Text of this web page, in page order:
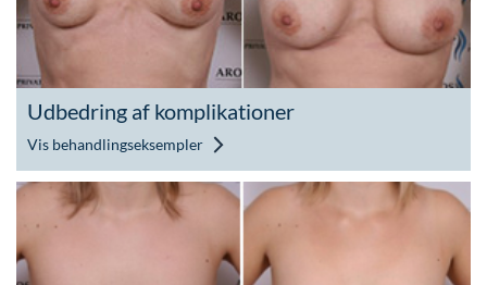
Udbedring af komplikationer
Vis behandlingseksempler